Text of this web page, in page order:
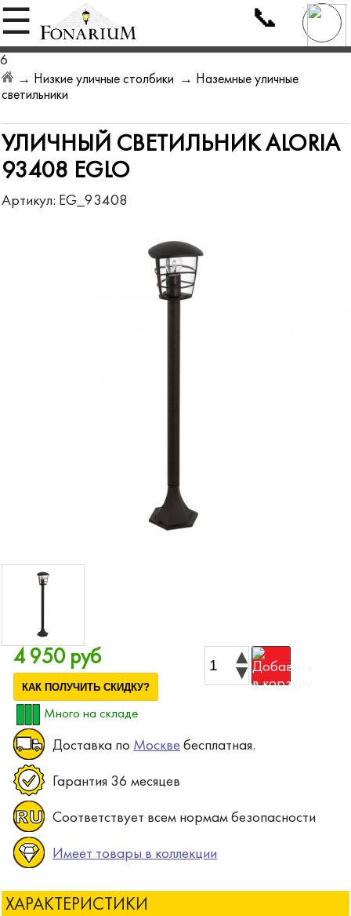
☰ 📞
6
→ Низкие уличные столбики → Наземные уличные
светильники
УЛИЧНЫЙ СВЕТИЛЬНИК ALORIA
93408 EGLO
Артикул: EG_93408
4 950 руб
КАК ПОЛУЧИТЬ СКИДКУ?
Много на складе
Доставка по Москве бесплатная.
Гарантия 36 месяцев
Соответствует всем нормам безопасности
Имеет товары в коллекции
ХАРАКТЕРИСТИКИ